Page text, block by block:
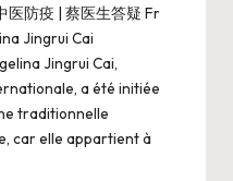
医防疫 | 蔡医生答疑 Fr
Jingrui Cai
Jingrui Cai,
a été initiée
traditionnelle
car elle appartient à